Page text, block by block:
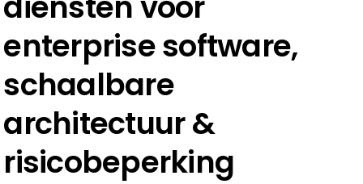
enterprise software,
schaalbare
architectuur &
risicobeperking